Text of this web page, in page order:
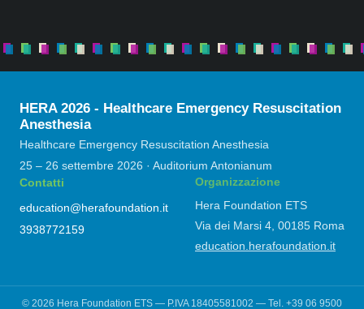
HERA 2026 - Healthcare Emergency Resuscitation
Anesthesia
Healthcare Emergency Resuscitation Anesthesia
25 – 26 settembre 2026 · Auditorium Antonianum
Contatti
education@herafoundation.it
3938772159
Organizzazione
Hera Foundation ETS
Via dei Marsi 4, 00185 Roma
education.herafoundation.it
© 2026 Hera Foundation ETS — P.IVA 18405581002 — Tel. +39 06 9500